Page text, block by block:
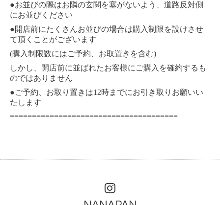
●お並びの際はお隣の玄関を塞がないよう、道路反対側
にお並びください
●開店前にたくさんお並びの場合は購入制限を設けさせ
て頂くことがございます
(購入制限数にはご予約、お取置きを含む)
しかし、開店前に並ばれたお客様にご購入を確約するも
のではありません
●ご予約、お取り置きは12時までにお引き取りお願いい
たします
======================================